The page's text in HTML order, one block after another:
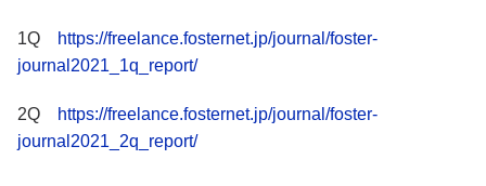
1Q
https://freelance.fosternet.jp/journal/foster-
journal2021_1q_report/
2Q
https://freelance.fosternet.jp/journal/foster-
journal2021_2q_report/